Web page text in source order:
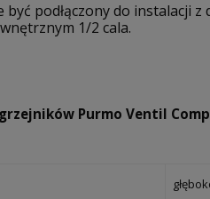
być podłączony do instalacji
1/2 cala.
Purmo Ventil